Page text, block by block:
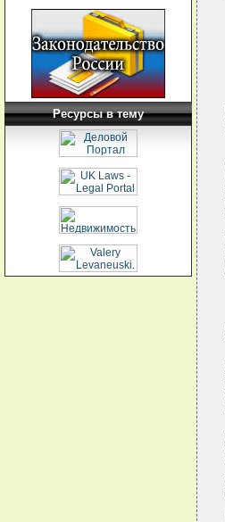
Ресурсы в тему